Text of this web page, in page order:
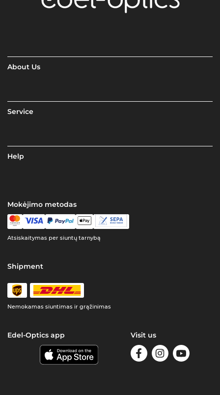
About Us
Service
Help
Mokėjimo metodas
Atsiskaitymas per siuntų tarnybą
Shipment
Nemokamas siuntimas ir grąžinimas
Edel-Optics app Visit us